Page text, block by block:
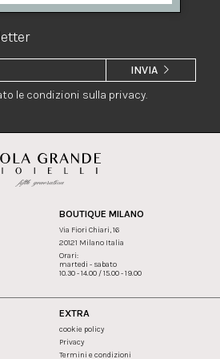
le condizioni sulla privacy.
INVIA
BOUTIQUE MILANO
Via Fiori Chiari, 16
20121 Milano Italia
Orari:
martedi - sabato
10.30 - 14.00 / 15.00 - 19.00
EXTRA
cookie policy
Privacy
Termini e condizioni